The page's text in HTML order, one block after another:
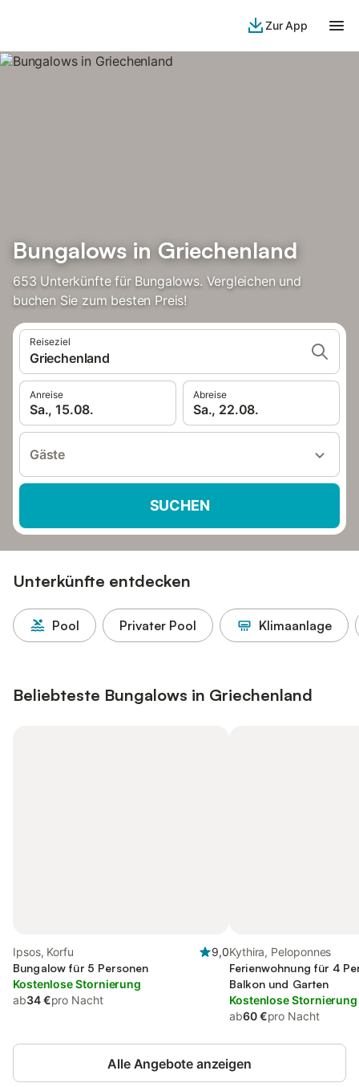
Zur App
Bungalows in Griechenland
653 Unterkünfte für Bungalows. Vergleichen und
buchen Sie zum besten Preis!
Reiseziel
Griechenland
Anreise
Sa., 15.08.
Abreise
Sa., 22.08.
Gäste
SUCHEN
Unterkünfte entdecken
Pool Privater Pool Klimaanlage
Beliebteste Bungalows in Griechenland
Ipsos, Korfu
9,0
Bungalow für 5 Personen
Kostenlose Stornierung
ab34 €pro Nacht
Kythira, Peloponnes
Ferienwohnung für 4
Balkon und Garten
Kostenlose Stornierung
ab60 €pro Nacht
Alle Angebote anzeigen